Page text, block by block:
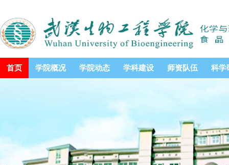
首页 学院概况 学院动态 学科建设 师资队伍 科学